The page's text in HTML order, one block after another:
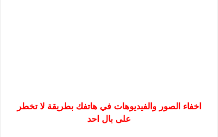
اخفاء الصور والفيديوهات في هاتفك بطريقة لا تخطر
على بال احد